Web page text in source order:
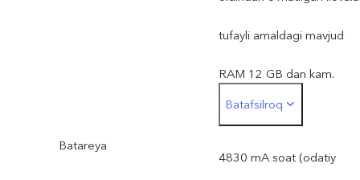
tufayli amaldagi mavjud
RAM 12 GB dan kam.
*Operatsion tizim va
oldindan oʻrnatilgan
Batafsilroq
Batareya
4830 mA soat (odatiy